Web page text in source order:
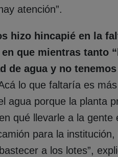
atención”.
hizo hincapié en la
en que mientras tanto
de agua y no
lo que faltaría es
agua porque la planta
qué llevarle a la
para la
a los lotes”,